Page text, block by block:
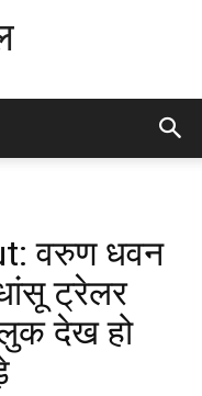
वरुण धवन
ट्रेलर
देख हो